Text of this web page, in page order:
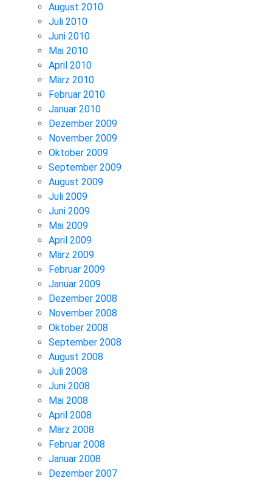
August 2010
Juli 2010
Juni 2010
Mai 2010
April 2010
März 2010
Februar 2010
Januar 2010
Dezember 2009
November 2009
Oktober 2009
September 2009
August 2009
Juli 2009
Juni 2009
Mai 2009
April 2009
März 2009
Februar 2009
Januar 2009
Dezember 2008
November 2008
Oktober 2008
September 2008
August 2008
Juli 2008
Juni 2008
Mai 2008
April 2008
März 2008
Februar 2008
Januar 2008
Dezember 2007